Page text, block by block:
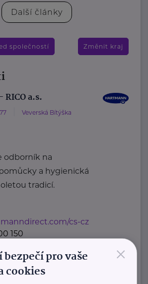
Další články
společností Změnit kraj
RICO a.s.
Veverská Bítýška
odborník na
a hygienická
tradicí.
cs-cz
150
ČR
×
pro vaše
cookies